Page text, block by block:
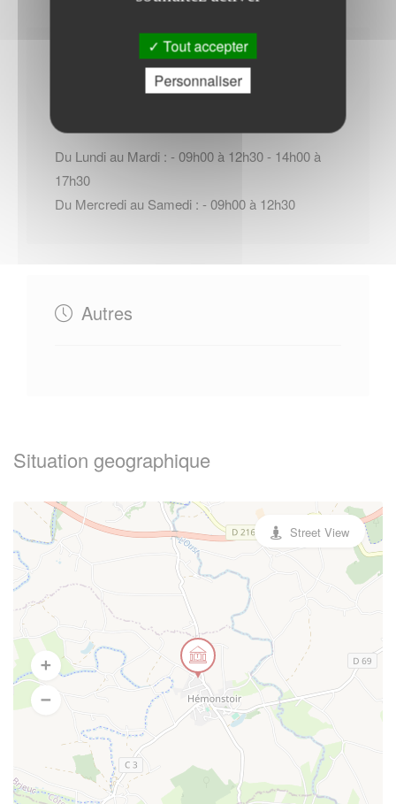
Horaires Mairie
Du Lundi au Mardi : - 09h00 à 12h30 - 14h00 à
17h30
Du Mercredi au Samedi : - 09h00 à 12h30
Autres
Situation geographique
Street View
Tout accepter
Personnaliser